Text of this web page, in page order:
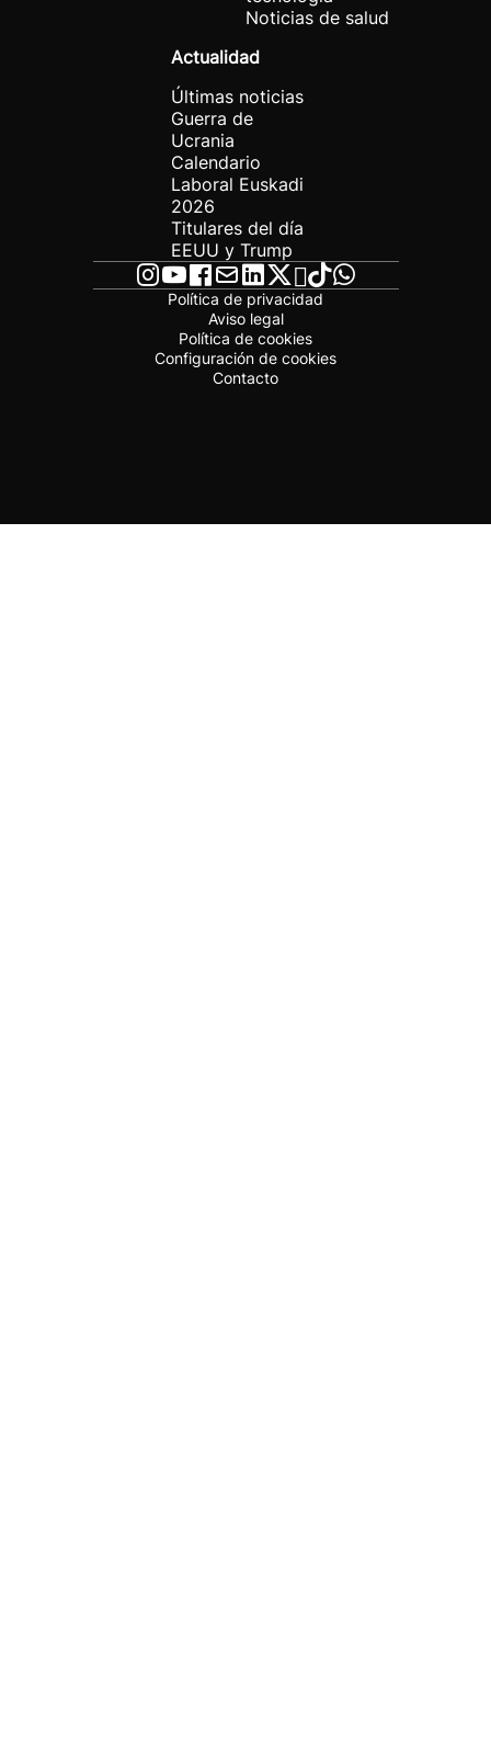
Noticias de salud
Actualidad
Últimas noticias
Guerra de
Ucrania
Calendario
Laboral Euskadi
2026
Titulares del día
EEUU y Trump
Política de privacidad
Aviso legal
Política de cookies
Configuración de cookies
Contacto